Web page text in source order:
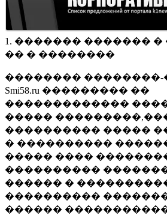
1. ������� �������
�� � ��������
��������
Smi58.ru ��������� ��
�������������
�����
���������� �����
� ����������
����� ����
����������
������ �
����������
������